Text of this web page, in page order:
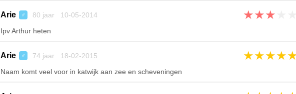
Arie ♂ 80 jaar 10-05-2014 ★★★
Ipv Arthur heten
Arie ♂ 74 jaar 18-02-2015 ★★★★
Naam komt veel voor in katwijk aan zee en scheveningen